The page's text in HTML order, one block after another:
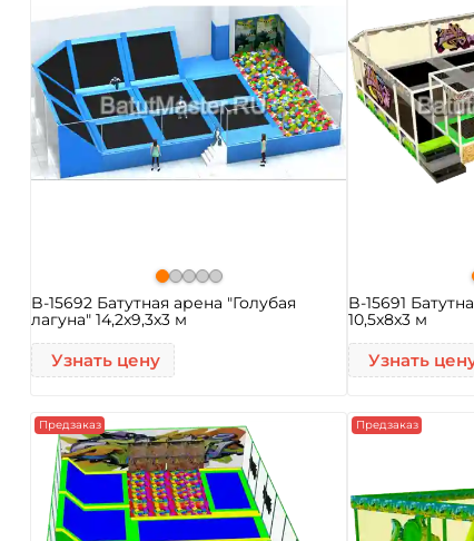
B-15692 Батутная арена "Голубая
лагуна" 14,2x9,3x3 м
Узнать цену
B-15691
10,5x8x3 м
Узнать
Предзаказ Предзаказ